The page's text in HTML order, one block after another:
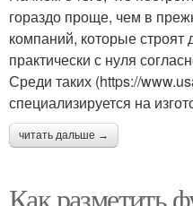
гораздо проще, чем в
компаний, которые
практически с нуля
Среди таких (https://
специализируется на
читать дальше →
Как разметить